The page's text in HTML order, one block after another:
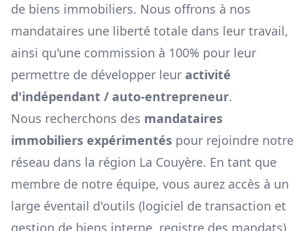
de biens immobiliers. Nous offrons à nos
mandataires une liberté totale dans leur travail,
ainsi qu'une commission à 100% pour leur
permettre de développer leur activité
d'indépendant / auto-entrepreneur.
Nous recherchons des mandataires
immobiliers expérimentés pour rejoindre notre
réseau dans la région La Couyère. En tant que
membre de notre équipe, vous aurez accès à un
large éventail d'outils (logiciel de transaction et